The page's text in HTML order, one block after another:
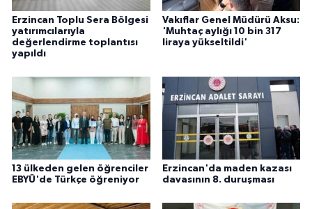
Erzincan Toplu Sera Bölgesi
yatırımcılarıyla
değerlendirme toplantısı
yapıldı
Vakıflar Genel Müdürü Aksu:
'Muhtaç aylığı 10 bin 317
liraya yükseltildi'
13 ülkeden gelen öğrenciler
EBYÜ'de Türkçe öğreniyor
Erzincan'da maden kazası
davasının 8. duruşması